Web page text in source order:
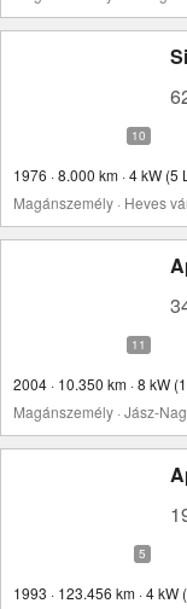
1976 · 8.000 km · 4 kW (5
Magánszemély · Heves
2004 · 10.350 km · 8 kW
Magánszemély · Jász-
1993 · 123.456 km · 4 kW